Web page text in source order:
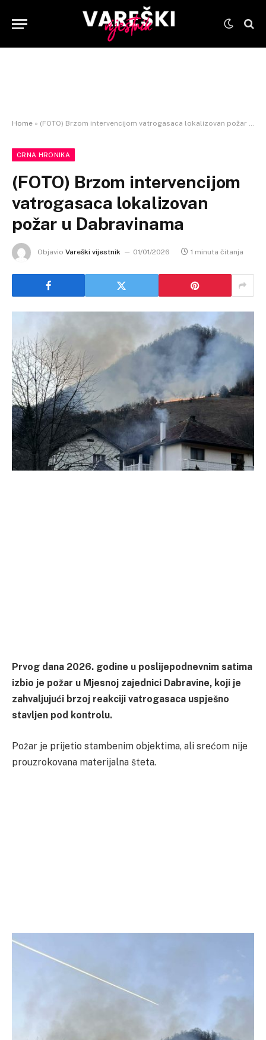
Home » (FOTO) Brzom intervencijom vatrogasaca lokalizovan požar u Dabravinama
CRNA HRONIKA
(FOTO) Brzom intervencijom
vatrogasaca lokalizovan
požar u Dabravinama
Objavio Vareški vijestnik 01/01/2026 1 minuta čitanja
Prvog dana 2026. godine u poslijepodnevnim satima
izbio je požar u Mjesnoj zajednici Dabravine, koji je
zahvaljujući brzoj reakciji vatrogasaca uspješno
stavljen pod kontrolu.
Požar je prijetio stambenim objektima, ali srećom nije
prouzrokovana materijalna šteta.